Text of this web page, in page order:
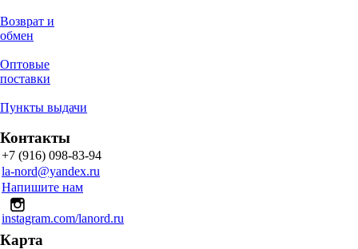
Возврат и
обмен
Оптовые
поставки
Пункты выдачи
Контакты
+7 (916) 098-83-94
la-nord@yandex.ru
Напишите нам
instagram.com/lanord.ru
Карта